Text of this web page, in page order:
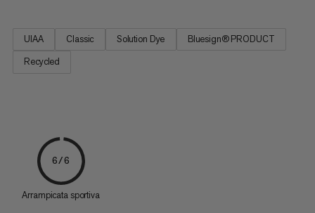
UIAA Classic Solution Dye
Bluesign® PRODUCT
Recycled
6/6
Arrampicata sportiva